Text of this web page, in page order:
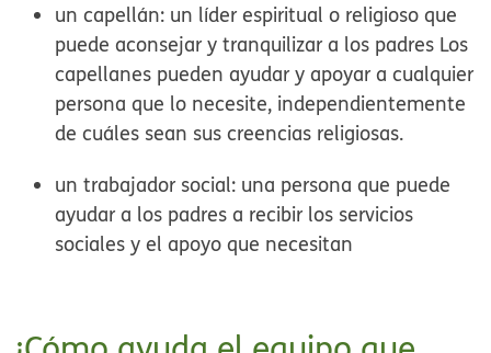
un capellán: un líder espiritual o religioso que
puede aconsejar y tranquilizar a los padres Los
capellanes pueden ayudar y apoyar a cualquier
persona que lo necesite, independientemente
de cuáles sean sus creencias religiosas.
un trabajador social: una persona que puede
ayudar a los padres a recibir los servicios
sociales y el apoyo que necesitan